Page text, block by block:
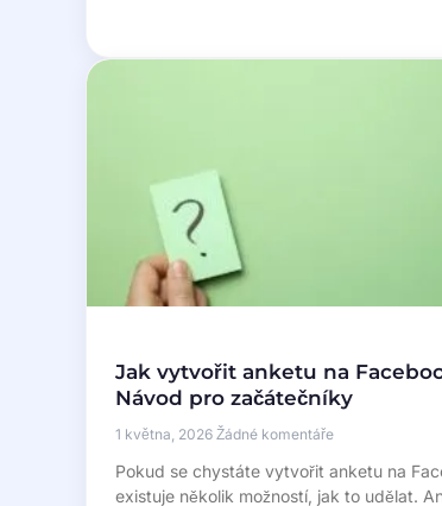
Jak vytvořit anketu na
Návod pro začátečníky
1 května, 2026 Žádné komentáře
Pokud se chystáte vytvořit anketu na
existuje několik možností, jak to udělat.